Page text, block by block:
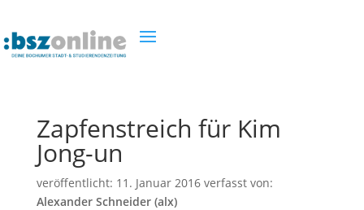
Zapfenstreich für Kim
Jong-un
veröffentlicht: 11. Januar 2016verfasst von:
Alexander Schneider (alx)